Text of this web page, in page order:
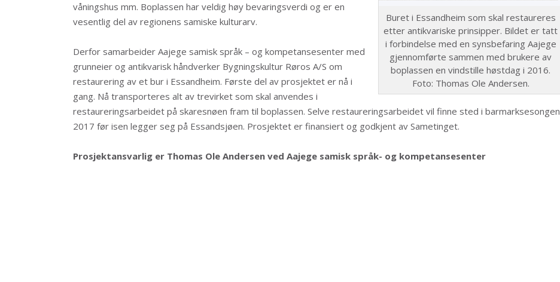
Buret i Essandheim som skal restaureres
etter antikvariske prinsipper. Bildet er tatt
i forbindelse med en synsbefaring Aajege
gjennomførte sammen med brukere av
boplassen en vindstille høstdag i 2016.
Foto: Thomas Ole Andersen.
våningshus mm. Boplassen har veldig høy bevaringsverdi og er en
vesentlig del av regionens samiske kulturarv.
Derfor samarbeider Aajege samisk språk – og kompetansesenter med
grunneier og antikvarisk håndverker Bygningskultur Røros A/S om
restaurering av et bur i Essandheim. Første del av prosjektet er nå i
gang. Nå transporteres alt av trevirket som skal anvendes i
restaureringsarbeidet på skaresnøen fram til boplassen. Selve restaureringsarbeidet vil finne sted i barmarksesongen
2017 før isen legger seg på Essandsjøen. Prosjektet er finansiert og godkjent av Sametinget.
Prosjektansvarlig er Thomas Ole Andersen ved Aajege samisk språk- og kompetansesenter